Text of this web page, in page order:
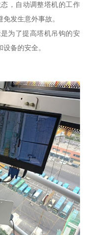
，自动调整塔机的工作
发生意外事故。
为了提高塔机吊钩的安
备的安全。